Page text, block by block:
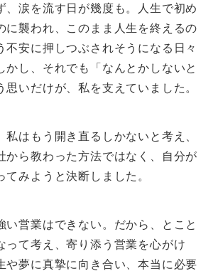
、涙を流す日が幾度も。人生で初め
に襲われ、このまま人生を終えるの
不安に押しつぶされそうになる日々
かし、それでも「なんとかしないと
思いだけが、私を支えていました。
私はもう開き直るしかないと考え、
から教わった方法ではなく、自分が
みようと決断しました。
い営業はできない。だから、とこと
って考え、寄り添う営業を心がけ
や夢に真摯に向き合い、本当に必要